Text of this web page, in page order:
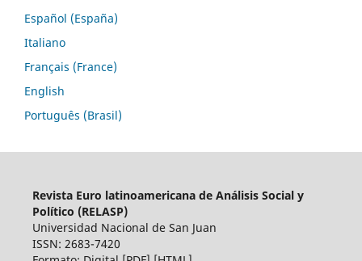
Español (España)
Italiano
Français (France)
English
Português (Brasil)
Revista Euro latinoamericana de Análisis Social y
Político (RELASP)
Universidad Nacional de San Juan
ISSN: 2683-7420